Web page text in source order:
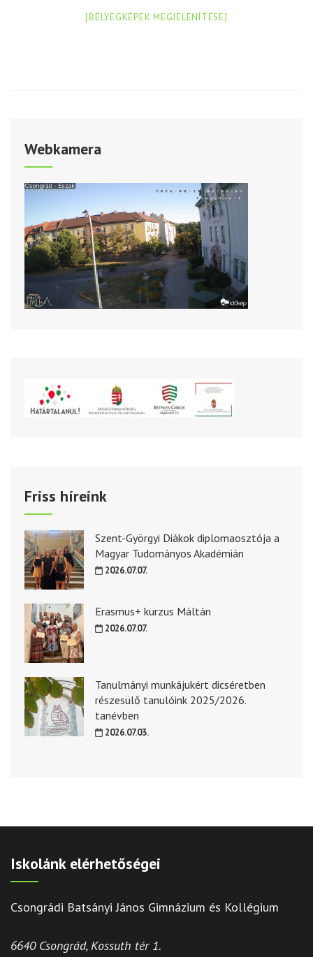
[BÉLYEGKÉPEK MEGJELENÍTÉSE]
Webkamera
Friss híreink
Szent-Györgyi Diákok diplomaosztója a
Magyar Tudományos Akadémián
2026.07.07.
Erasmus+ kurzus Máltán
2026.07.07.
Tanulmányi munkájukért dicséretben
részesülő tanulóink 2025/2026.
tanévben
2026.07.03.
Iskolánk elérhetőségei
Csongrádi Batsányi János Gimnázium és Kollégium
6640 Csongrád, Kossuth tér 1.